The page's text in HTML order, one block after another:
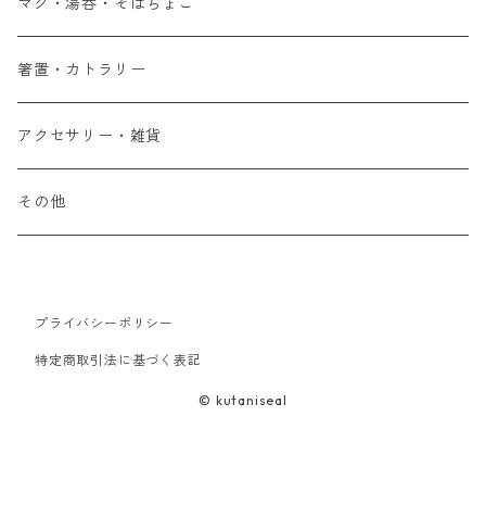
箸置・カトラリー
アクセサリー・雑貨
その他
プライバシーポリシー
特定商取引法に基づく表記
© kutaniseal